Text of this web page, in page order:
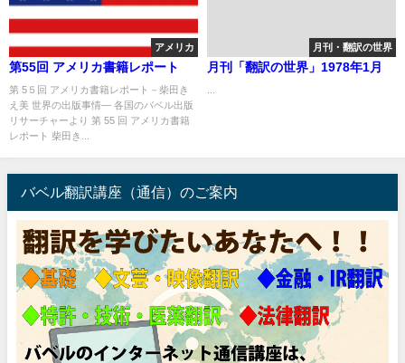
アメリカ
第55回 アメリカ書籍レポート
第 5５回 アメリカ書籍レポート－柴田き
え美 世界の出版事情― 各国のバベル出版
リサーチャーより 第 55 回 アメリカ書籍
レポート 柴田き...
月刊・翻訳の世界
月刊「翻訳の世界」1978年1月
バベル翻訳講座（通信）のご案内